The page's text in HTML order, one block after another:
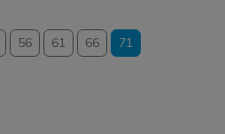
56 61 66 71